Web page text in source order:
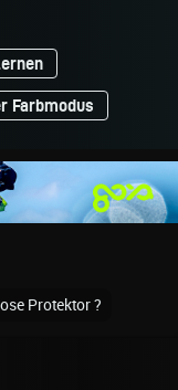
Farbmodus
Protektor ?